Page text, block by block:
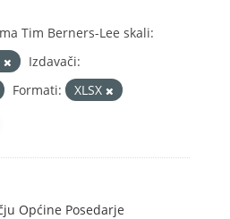
Tim Berners-Lee skali:
Izdavači:
Formati:
XLSX
Općine Posedarje